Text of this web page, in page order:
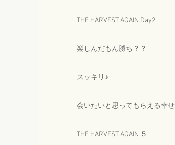
THE HARVEST AGAIN Day2
楽しんだもん勝ち？？
スッキリ♪
会いたいと思ってもらえる幸せ
THE HARVEST AGAIN ５